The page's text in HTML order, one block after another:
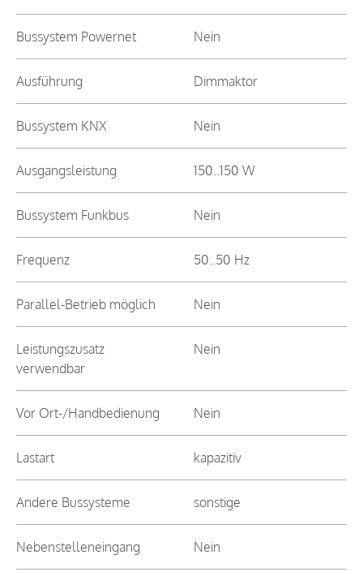
Bussystem Powernet Nein
Ausführung Dimmaktor
Bussystem KNX Nein
Ausgangsleistung 150..150 W
Bussystem Funkbus Nein
Frequenz 50..50 Hz
Parallel-Betrieb möglich Nein
Leistungszusatz
verwendbar
Nein
Vor Ort-/Handbedienung Nein
Lastart kapazitiv
Andere Bussysteme sonstige
Nebenstelleneingang Nein